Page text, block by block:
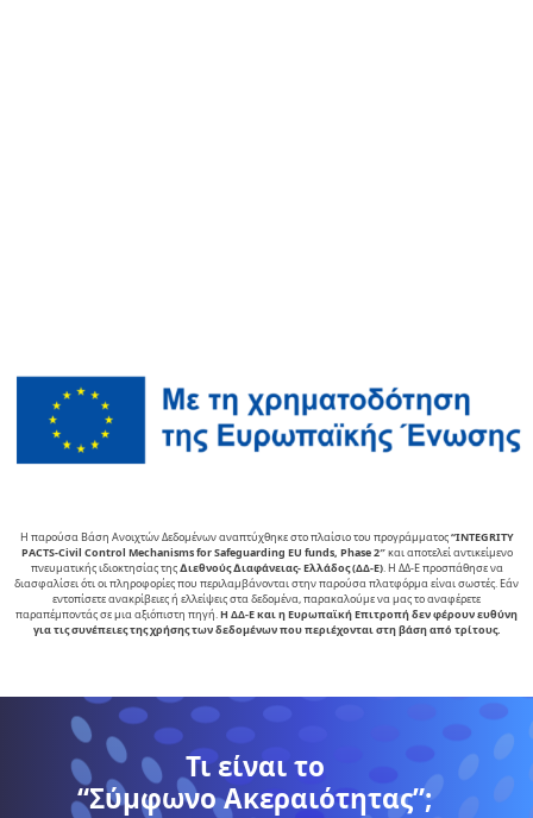
Η παρούσα Βάση Ανοιχτών Δεδομένων αναπτύχθηκε στο πλαίσιο του προγράμματος“INTEGRITY
PACTS-Civil Control Mechanisms for Safeguarding EU funds, Phase 2″και αποτελεί αντικείµενο
πνευµατικής ιδιοκτησίας της∆ιεθνούς ∆ιαφάνειας- Ελλάδος (ΔΔ-Ε). Η ΔΔ-Ε προσπάθησε να
διασφαλίσει ότι οι πληροφορίες που περιλαμβάνονται στην παρούσα πλατφόρμα είναι σωστές. Εάν
εντοπίσετε ανακρίβειες ή ελλείψεις στα δεδομένα, παρακαλούμε να μας το αναφέρετε
παραπέμποντάς σε μια αξιόπιστη πηγή.Η ΔΔ-Ε και η Ευρωπαϊκή Επιτροπή δεν φέρουν ευθύνη
για τις συνέπειες της χρήσης των δεδομένων που περιέχονται στη βάση από τρίτους.
Τι είναι το
“Σύμφωνο Ακεραιότητας”;